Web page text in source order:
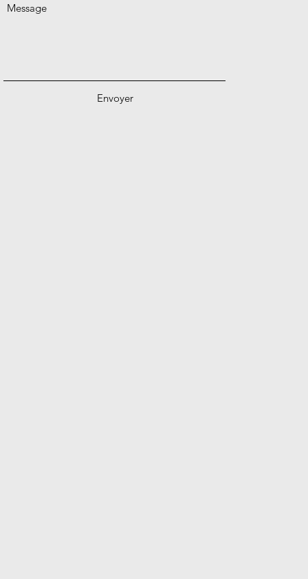
Envoyer